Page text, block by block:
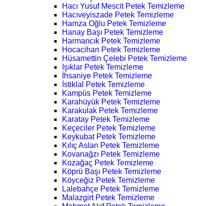
Hacı Yusuf Mescit Petek Temizleme
Hacıveyiszade Petek Temizleme
Hamza Oğlu Petek Temizleme
Hanay Başı Petek Temizleme
Harmancık Petek Temizleme
Hocacihan Petek Temizleme
Hüsamettin Çelebi Petek Temizleme
Işıklar Petek Temizleme
İhsaniye Petek Temizleme
İstiklal Petek Temizleme
Kampüs Petek Temizleme
Karahüyük Petek Temizleme
Karakulak Petek Temizleme
Karatay Petek Temizleme
Keçeciler Petek Temizleme
Keykubat Petek Temizleme
Kılıç Aslan Petek Temizleme
Kovanağzı Petek Temizleme
Kozağaç Petek Temizleme
Köprü Başı Petek Temizleme
Köyceğiz Petek Temizleme
Lalebahçe Petek Temizleme
Malazgirt Petek Temizleme